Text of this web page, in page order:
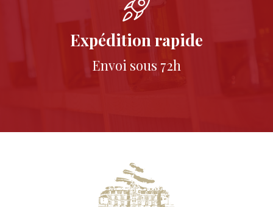
Expédition rapide
Envoi sous 72h